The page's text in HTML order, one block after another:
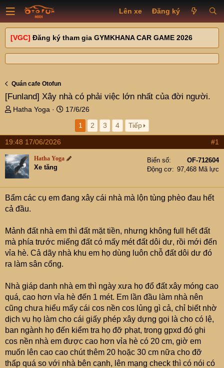
Lên xe Đăng ký
[VGC] Đăng ký tham gia GYMKHANA CAR GAME 2026
Quán cafe Otofun
[Funland] Xây nhà có phải việc lớn nhất của đời người.
T
e
a
d
s
t
r
e
Hatha Yoga
N
y
ử
17/6/26
1
2 3 4 Tiếp
19:48 17/06/2026 #1
Hatha Yoga
Xe tăng
Biển số
OF-712604
Động cơ
97,468 Mã lực
Bẩm các cụ em đang xây cái nhà mà lộn tùng phèo đau hết
cả đầu.
Mảnh đất nhà em thì đất mặt tiền, nhưng không full hết đất
mà phía trước miếng đất có mấy mét đất dôi dư, rồi mới đến
vỉa hè. Cả dãy nhà khu em họ dùng luôn chỗ đất dôi dư đó
ra làm sân cổng.
Nhà giáp danh nhà em thì ngày xưa họ đổ đất xây móng cao
quá, cao hơn vỉa hè đến 1 mét. Em lần đầu làm nhà nên
cũng chưa hiểu mấy cái cos nền cos lủng gì cả, chỉ biết nhờ
dịch vụ họ làm cho cái giấy phép xây dựng gọi là cho có lệ,
ban ngành họ đến kiểm tra họ đỡ phạt, trong gpxd đó ghi
cos nền nhà em được cao hơn vỉa hè có 20 cm, giờ em
muốn lên cao cao chút thêm 20 hoặc 30 cm nữa cho đỡ
thấp quá so với nhà bên cạnh, lên mạng check thì có nói có